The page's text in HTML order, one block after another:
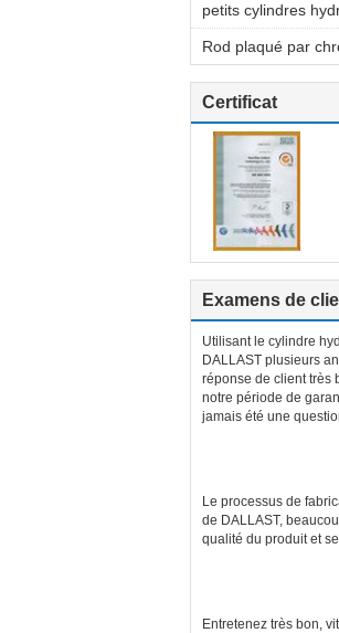
petits cylindres
Rod plaqué par
Certificat
Examens de
Utilisant le cylindre
DALLAST plusieurs
réponse de client très
notre période de
jamais été une
Le processus de
de DALLAST,
qualité du produit et
Entretenez très bon,